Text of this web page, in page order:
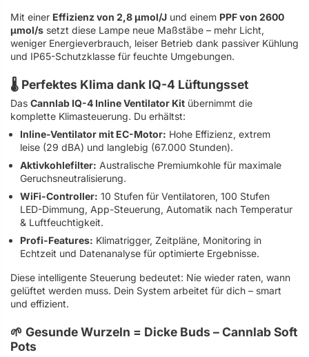
Mit einer Effizienz von 2,8 µmol/J und einem PPF von 2600
µmol/s setzt diese Lampe neue Maßstäbe – mehr Licht,
weniger Energieverbrauch, leiser Betrieb dank passiver Kühlung
und IP65-Schutzklasse für feuchte Umgebungen.
🌡 Perfektes Klima dank IQ-4 Lüftungsset
Das Cannlab IQ-4 Inline Ventilator Kit übernimmt die
komplette Klimasteuerung. Du erhältst:
Inline-Ventilator mit EC-Motor: Hohe Effizienz, extrem
leise (29 dBA) und langlebig (67.000 Stunden).
Aktivkohlefilter: Australische Premiumkohle für maximale
Geruchsneutralisierung.
WiFi-Controller: 10 Stufen für Ventilatoren, 100 Stufen
LED-Dimmung, App-Steuerung, Automatik nach Temperatur
& Luftfeuchtigkeit.
Profi-Features: Klimatrigger, Zeitpläne, Monitoring in
Echtzeit und Datenanalyse für optimierte Ergebnisse.
Diese intelligente Steuerung bedeutet: Nie wieder raten, wann
gelüftet werden muss. Dein System arbeitet für dich – smart
und effizient.
🌱 Gesunde Wurzeln = Dicke Buds – Cannlab Soft
Pots